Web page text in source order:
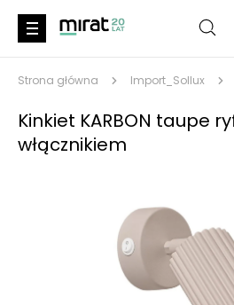
Strona główna Import_Sollux
Kinkiet KARBON taupe
włącznikiem